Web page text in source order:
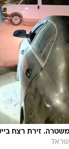
זירת רצח